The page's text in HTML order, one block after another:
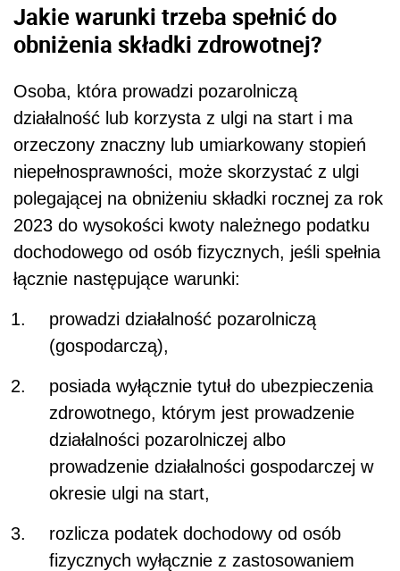
Jakie warunki trzeba spełnić do
obniżenia składki zdrowotnej?
Osoba, która prowadzi pozarolniczą
działalność lub korzysta z ulgi na start i ma
orzeczony znaczny lub umiarkowany stopień
niepełnosprawności, może skorzystać z ulgi
polegającej na obniżeniu składki rocznej za rok
2023 do wysokości kwoty należnego podatku
dochodowego od osób fizycznych, jeśli spełnia
łącznie następujące warunki:
prowadzi działalność pozarolniczą
(gospodarczą),
posiada wyłącznie tytuł do ubezpieczenia
zdrowotnego, którym jest prowadzenie
działalności pozarolniczej albo
prowadzenie działalności gospodarczej w
okresie ulgi na start,
rozlicza podatek dochodowy od osób
fizycznych wyłącznie z zastosowaniem